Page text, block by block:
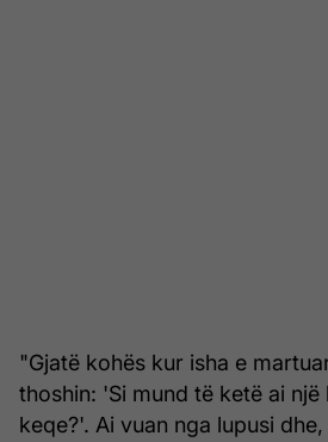
"Gjatë kohës kur isha e
thoshin: 'Si mund të ketë ai
keqe?'. Ai vuan nga lupusi